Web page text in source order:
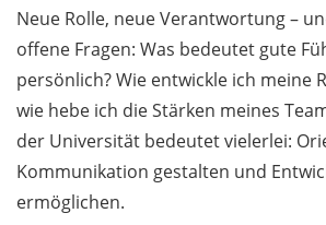
„Forschungsorientiertes
Lehren und Lernen“
(FoLL):
Ergebnispräsentation
am 27. Mai 2026 / Public
presentation of
students‘ research (in
German)
Neue Rolle, neue Verantwortung –
offene Fragen: Was bedeutet gute
persönlich? Wie entwickle ich meine
wie hebe ich die Stärken meines
der Universität bedeutet vielerlei:
Kommunikation gestalten und
ermöglichen.